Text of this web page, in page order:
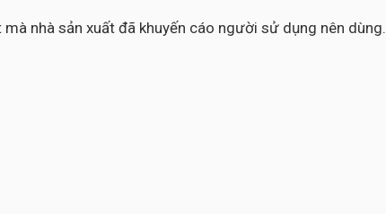
nhà sản xuất đã khuyến cáo người sử dụng nên dùng.